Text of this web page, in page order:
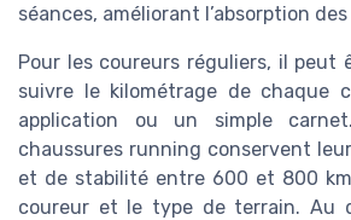
séances, améliorant l’absorption
Pour les coureurs réguliers, il peut
suivre le kilométrage de chaque
application ou un simple
chaussures running conservent
et de stabilité entre 600 et 800
coureur et le type de terrain. Au